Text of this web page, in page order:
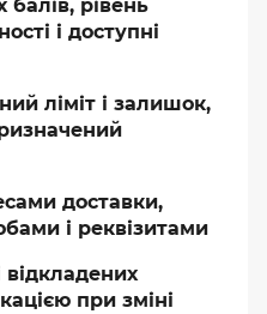
балів, рівень
і доступні
ліміт і залишок,
доставки,
і реквізитами
при зміні